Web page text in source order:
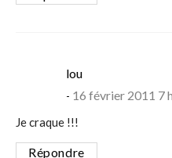
lousays:
16 février 2011 7
Je craque !!!
Répondre